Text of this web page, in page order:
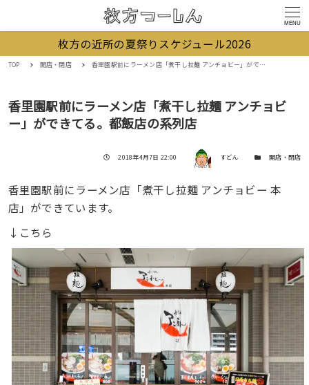
MENU
枚方の近所の夏祭りスケジュール2026
TOP 開店・閉店 香里園駅前にラーメン店「煮干し拉麺 アンチョビー」ができてる。都飯店の系列店
香里園駅前にラーメン店「煮干し拉麺 アンチョビ
ー」ができてる。都飯店の系列店
投稿日
2018年4月7日 22:00 著者 すどん カテゴリー開店・閉店
香里園駅前にラーメン店「煮干し拉麺 アンチョビー 本
店」ができています。
↓こちら